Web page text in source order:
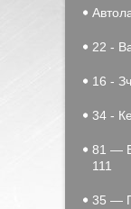
22 -
16 -
34 -
81 —
111
35 —